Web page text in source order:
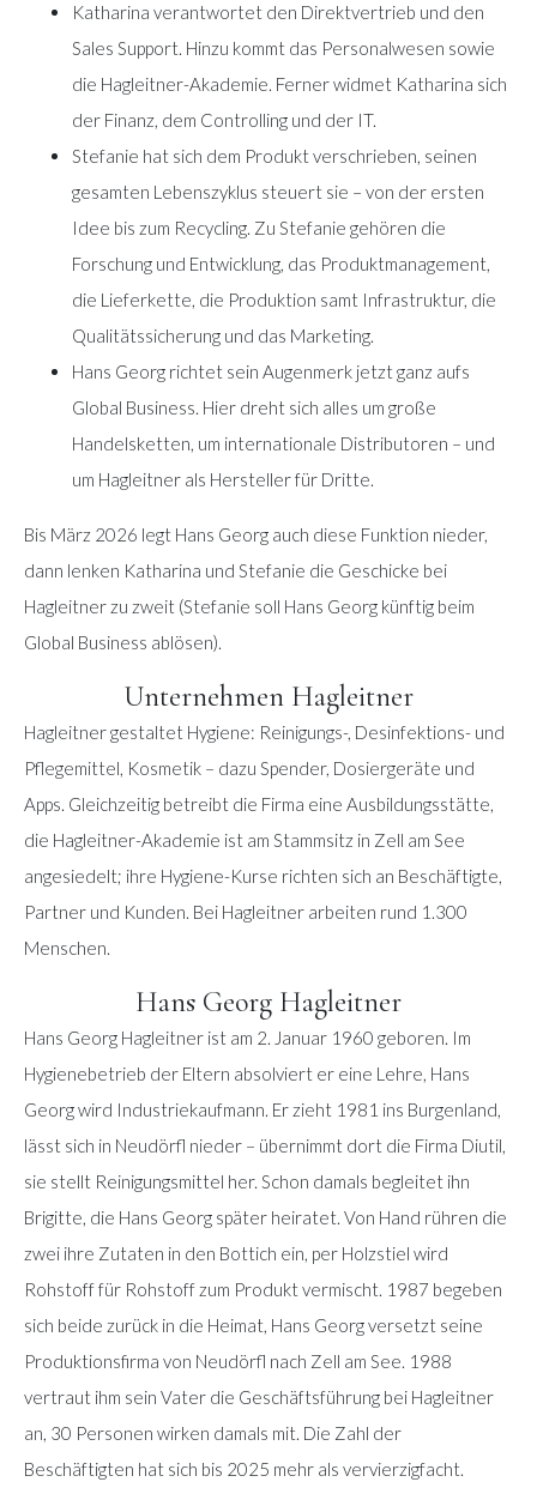
Katharina verantwortet den Direktvertrieb und den
Sales Support. Hinzu kommt das Personalwesen sowie
die Hagleitner-Akademie. Ferner widmet Katharina sich
der Finanz, dem Controlling und der IT.
Stefanie hat sich dem Produkt verschrieben, seinen
gesamten Lebenszyklus steuert sie – von der ersten
Idee bis zum Recycling. Zu Stefanie gehören die
Forschung und Entwicklung, das Produktmanagement,
die Lieferkette, die Produktion samt Infrastruktur, die
Qualitätssicherung und das Marketing.
Hans Georg richtet sein Augenmerk jetzt ganz aufs
Global Business. Hier dreht sich alles um große
Handelsketten, um internationale Distributoren – und
um Hagleitner als Hersteller für Dritte.
Bis März 2026 legt Hans Georg auch diese Funktion nieder,
dann lenken Katharina und Stefanie die Geschicke bei
Hagleitner zu zweit (Stefanie soll Hans Georg künftig beim
Global Business ablösen).
Unternehmen Hagleitner
Hagleitner gestaltet Hygiene: Reinigungs-, Desinfektions- und
Pflegemittel, Kosmetik – dazu Spender, Dosiergeräte und
Apps. Gleichzeitig betreibt die Firma eine Ausbildungsstätte,
die Hagleitner-Akademie ist am Stammsitz in Zell am See
angesiedelt; ihre Hygiene-Kurse richten sich an Beschäftigte,
Partner und Kunden. Bei Hagleitner arbeiten rund 1.300
Menschen.
Hans Georg Hagleitner
Hans Georg Hagleitner ist am 2. Januar 1960 geboren. Im
Hygienebetrieb der Eltern absolviert er eine Lehre, Hans
Georg wird Industriekaufmann. Er zieht 1981 ins Burgenland,
lässt sich in Neudörfl nieder – übernimmt dort die Firma Diutil,
sie stellt Reinigungsmittel her. Schon damals begleitet ihn
Brigitte, die Hans Georg später heiratet. Von Hand rühren die
zwei ihre Zutaten in den Bottich ein, per Holzstiel wird
Rohstoff für Rohstoff zum Produkt vermischt. 1987 begeben
sich beide zurück in die Heimat, Hans Georg versetzt seine
Produktionsfirma von Neudörfl nach Zell am See. 1988
vertraut ihm sein Vater die Geschäftsführung bei Hagleitner
an, 30 Personen wirken damals mit. Die Zahl der
Beschäftigten hat sich bis 2025 mehr als vervierzigfacht.